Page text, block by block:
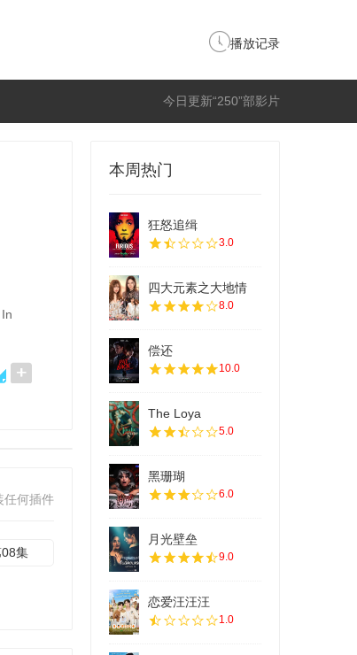
播放记录
今日更新“250”部影片
任何插件
集
本周热门
狂怒追缉
3.0
四大元素之大地情
8.0
偿还
10.0
The Loya
5.0
黑珊瑚
6.0
月光壁垒
9.0
恋爱汪汪汪
1.0